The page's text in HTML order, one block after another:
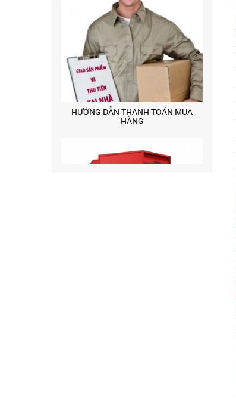
HƯỚNG DẪN THANH TOÁN MUA
HÀNG
CHÍNH SÁCH GIAO HÀNG CÔNG TY